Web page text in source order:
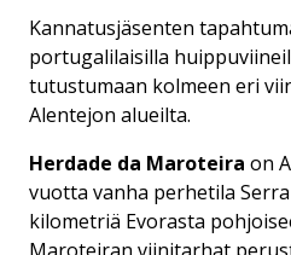
Kannatusjäsenten
portugalilaisilla
tutustumaan kolmeen eri
Alentejon alueilta.
Herdade da Maroteira on
vuotta vanha perhetila Serra
kilometriä Evorasta